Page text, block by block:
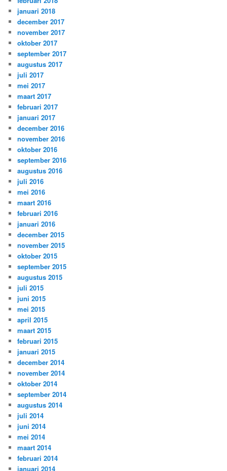
januari 2018
december 2017
november 2017
oktober 2017
september 2017
augustus 2017
juli 2017
mei 2017
maart 2017
februari 2017
januari 2017
december 2016
november 2016
oktober 2016
september 2016
augustus 2016
juli 2016
mei 2016
maart 2016
februari 2016
januari 2016
december 2015
november 2015
oktober 2015
september 2015
augustus 2015
juli 2015
juni 2015
mei 2015
april 2015
maart 2015
februari 2015
januari 2015
december 2014
november 2014
oktober 2014
september 2014
augustus 2014
juli 2014
juni 2014
mei 2014
maart 2014
februari 2014
januari 2014